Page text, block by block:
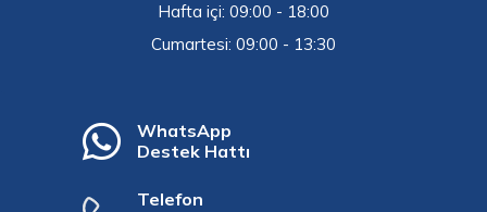
Hafta içi: 09:00 - 18:00
Cumartesi: 09:00 - 13:30
WhatsApp
Destek Hattı
Telefon